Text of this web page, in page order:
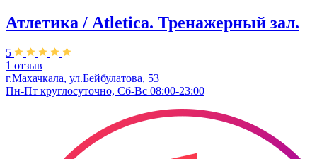
Атлетика / Atletica. Тренажерный зал.
5
1 отзыв
г.Махачкала, ул.Бейбулатова, 53
Пн-Пт круглосуточно, Сб-Вс 08:00-23:00